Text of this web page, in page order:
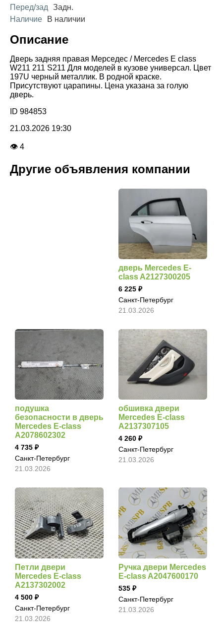
Перед/зад
Задн.
Наличие
В наличии
Описание
Дверь задняя правая Мерседес / Mercedes E class
W211 211 S211 Для моделей в кузове универсал. Цвет
197U черный металлик. В родной краске.
Присутствуют царапины. Цена указана за голую
дверь.
ID 984853
21.03.2026 19:30
👁 4
Другие объявления компании
дверь Mercedes E-
class A2127300205
6 225
Санкт-Петербург
21.03.2026
подушка
безопасности в дверь
Mercedes E-class
A2078602302
4 735
Санкт-Петербург
21.03.2026
обшивка двери
Mercedes E-class
A2137307105
4 260
Санкт-Петербург
21.03.2026
Петли двери
Mercedes E-class
A2137302002
4 500
Санкт-Петербург
21.03.2026
Ручка двери Mercedes
E-class A2047600170
535
Санкт-Петербург
21.03.2026